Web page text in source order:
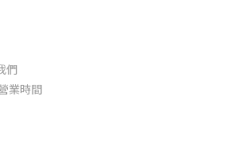
們
業時間